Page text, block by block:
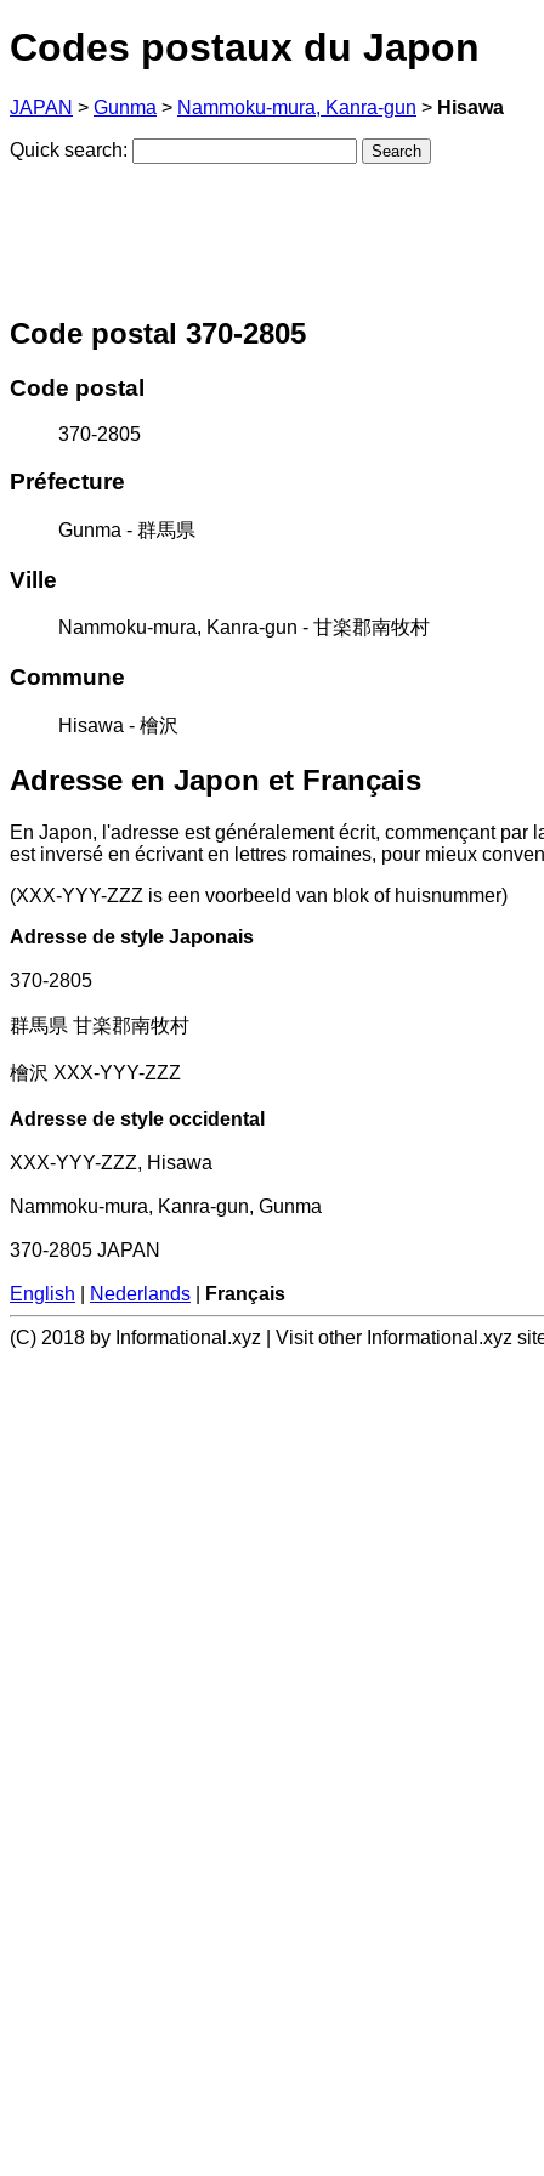
Codes postaux du Japon
JAPAN > Gunma > Nammoku-mura, Kanra-gun > Hisawa
Quick search:
Code postal 370-2805
Code postal
370-2805
Préfecture
Gunma - 群馬県
Ville
Nammoku-mura, Kanra-gun - 甘楽郡南牧村
Commune
Hisawa - 檜沢
Adresse en Japon et Français
En Japon, l'adresse est généralement écrit, commençant
est inversé en écrivant en lettres romaines, pour mieux
(XXX-YYY-ZZZ is een voorbeeld van blok of huisnummer)
Adresse de style Japonais
370-2805
群馬県 甘楽郡南牧村
檜沢 XXX-YYY-ZZZ
Adresse de style occidental
XXX-YYY-ZZZ, Hisawa
Nammoku-mura, Kanra-gun, Gunma
370-2805 JAPAN
English Nederlands Français
(C) 2018 by Informational.xyz | Visit other Informational.xyz